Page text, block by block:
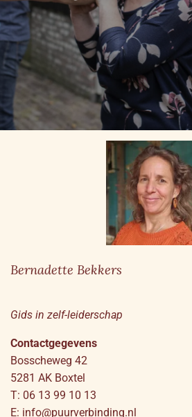
Bernadette Bekkers
Gids in zelf-leiderschap
Contactgegevens
Bosscheweg 42
5281 AK Boxtel
T: 06 13 99 10 13
E: info@puurverbinding.nl